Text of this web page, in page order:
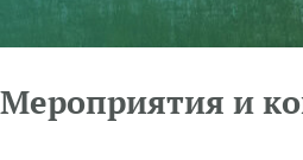
Мероприятия и